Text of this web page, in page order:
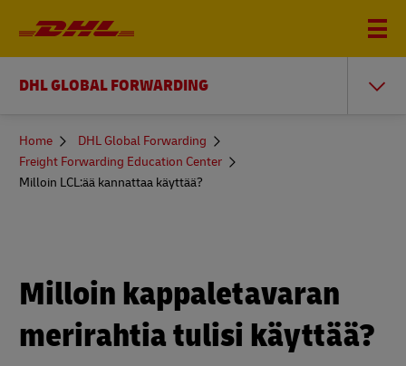
DHL GLOBAL FORWARDING
You
here
Home
DHL Global Forwarding
Freight Forwarding Education Center
Milloin LCL:ää kannattaa käyttää?
Milloin kappaletavaran
merirahtia tulisi käyttää?